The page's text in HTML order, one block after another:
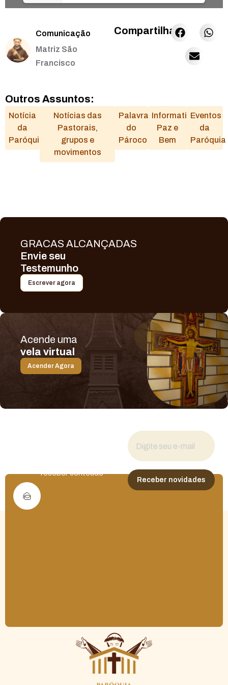
Comunicação
Matriz São
Francisco
Compartilhar:
Outros Assuntos:
Notícia
da
Paróquia
Notícias das
Pastorais,
grupos e
movimentos
Palavra
do
Pároco
Informativo
Paz e
Bem
Eventos
da
Paróquia
GRACAS ALCANÇADAS
Envie seu
Testemunho
Escrever agora
Acende uma
vela virtual
Acender Agora
receber conteúdo